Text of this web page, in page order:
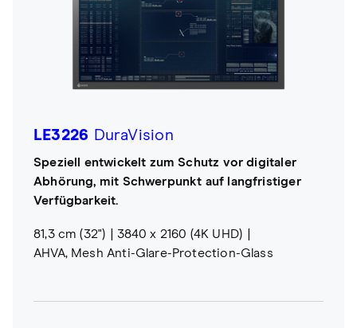
LE3226 DuraVision
Speziell entwickelt zum Schutz vor digitaler
Abhörung, mit Schwerpunkt auf langfristiger
Verfügbarkeit.
81,3 cm (32")
3840 x 2160 (4K UHD)
AHVA, Mesh Anti-Glare-Protection-Glass